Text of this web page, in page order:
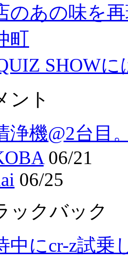
のあの味を
町
SHOW
ント
浄機@2台目
06/21
06/25
ックバック
中にcr-z試乗